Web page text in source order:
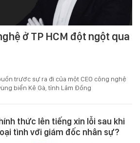
ở TP HCM đột ngột qua
trước sự ra đi của một CEO công nghệ
biển Kê Gà, tỉnh Lâm Đồng
thức lên tiếng xin lỗi sau khi
tình với giám đốc nhân sự?